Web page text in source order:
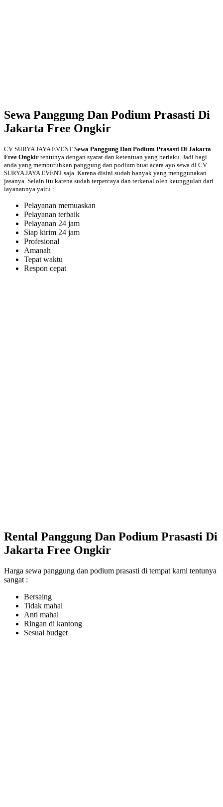
Sewa Panggung Dan Podium Prasasti Di
Jakarta Free Ongkir
CV SURYA JAYA EVENT Sewa Panggung Dan Podium Prasasti Di Jakarta
Free Ongkir tentunya dengan syarat dan ketentuan yang berlaku. Jadi bagi
anda yang membutuhkan panggung dan podium buat acara ayo sewa di CV
SURYA JAYA EVENT saja. Karena disini sudah banyak yang menggunakan
jasanya. Selain itu karena sudah terpercaya dan terkenal oleh keunggulan dari
layanannya yaitu :
Pelayanan memuaskan
Pelayanan terbaik
Pelayanan 24 jam
Siap kirim 24 jam
Profesional
Amanah
Tepat waktu
Respon cepat
Rental Panggung Dan Podium Prasasti Di
Jakarta Free Ongkir
Harga sewa panggung dan podium prasasti di tempat kami tentunya
sangat :
Bersaing
Tidak mahal
Anti mahal
Ringan di kantong
Sesuai budget